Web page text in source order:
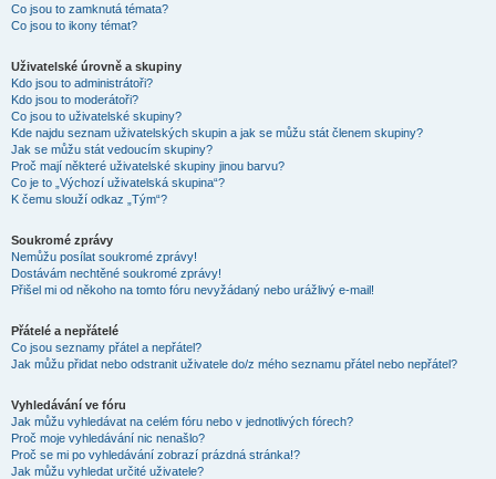
Co jsou to zamknutá témata?
Co jsou to ikony témat?
Uživatelské úrovně a skupiny
Kdo jsou to administrátoři?
Kdo jsou to moderátoři?
Co jsou to uživatelské skupiny?
Kde najdu seznam uživatelských skupin a jak se můžu stát členem skupiny?
Jak se můžu stát vedoucím skupiny?
Proč mají některé uživatelské skupiny jinou barvu?
Co je to „Výchozí uživatelská skupina“?
K čemu slouží odkaz „Tým“?
Soukromé zprávy
Nemůžu posílat soukromé zprávy!
Dostávám nechtěné soukromé zprávy!
Přišel mi od někoho na tomto fóru nevyžádaný nebo urážlivý e-mail!
Přátelé a nepřátelé
Co jsou seznamy přátel a nepřátel?
Jak můžu přidat nebo odstranit uživatele do/z mého seznamu přátel nebo nepřátel?
Vyhledávání ve fóru
Jak můžu vyhledávat na celém fóru nebo v jednotlivých fórech?
Proč moje vyhledávání nic nenašlo?
Proč se mi po vyhledávání zobrazí prázdná stránka!?
Jak můžu vyhledat určité uživatele?